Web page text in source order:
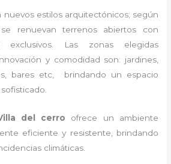
nuevos estilos arquitectónicos; según
renuevan terrenos abiertos con
Las zonas elegidas
y comodidad son: jardines,
bares etc, brindando un espacio
del cerro ofrece un ambiente
eficiente y resistente, brindando
climáticas.